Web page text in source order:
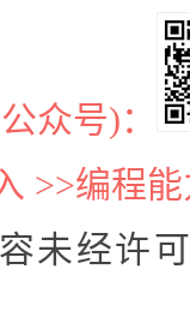
众号)：
>>编程
未经许